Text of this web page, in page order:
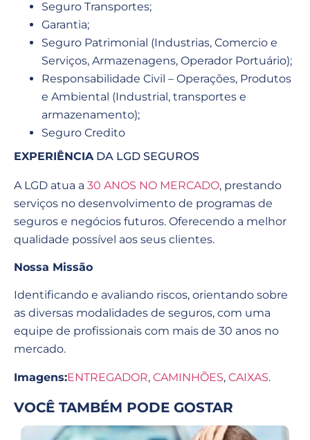
Seguro Transportes;
Garantia;
Seguro Patrimonial (Industrias, Comercio e
Serviços, Armazenagens, Operador Portuário);
Responsabilidade Civil – Operações, Produtos
e Ambiental (Industrial, transportes e
armazenamento);
Seguro Credito
EXPERIÊNCIA DA LGD SEGUROS
A LGD atua a 30 ANOS NO MERCADO, prestando
serviços no desenvolvimento de programas de
seguros e negócios futuros. Oferecendo a melhor
qualidade possível aos seus clientes.
Nossa Missão
Identificando e avaliando riscos, orientando sobre
as diversas modalidades de seguros, com uma
equipe de profissionais com mais de 30 anos no
mercado.
Imagens:ENTREGADOR, CAMINHÕES, CAIXAS.
VOCÊ TAMBÉM PODE GOSTAR